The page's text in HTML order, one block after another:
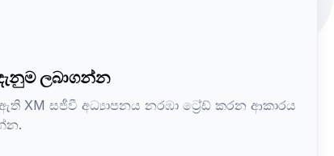
ලබාගන්න
XM සජීවී අධ්‍යාපනය නරඹා ට්‍රේඩ් කරන ආකාරය